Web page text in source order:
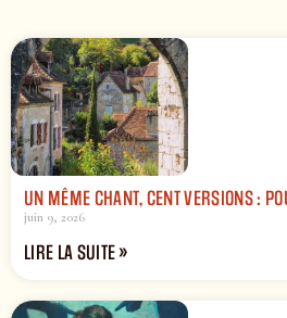
UN MÊME CHANT, CENT VERSIONS :
juin 9, 2026
LIRE LA SUITE »